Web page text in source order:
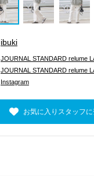
ibuki
JOURNAL STANDARD relume
JOURNAL STANDARD relume
Instagram
お気に入りスタッフ